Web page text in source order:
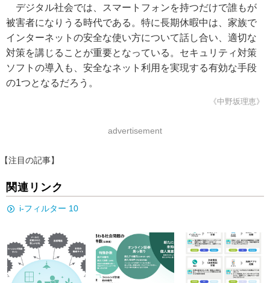
デジタル社会では、スマートフォンを持つだけで誰もが
被害者になりうる時代である。特に長期休暇中は、家族で
インターネットの安全な使い方について話し合い、適切な
対策を講じることが重要となっている。セキュリティ対策
ソフトの導入も、安全なネット利用を実現する有効な手段
の1つとなるだろう。
《中野坂理恵》
advertisement
【注目の記事】
関連リンク
i-フィルター 10